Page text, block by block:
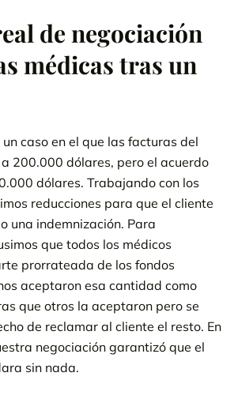
de negociación
médicas tras un
caso en el que las facturas del
200.000 dólares, pero el acuerdo
dólares. Trabajando con los
reducciones para que el cliente
una indemnización. Para
que todos los médicos
prorrateada de los fondos
aceptaron esa cantidad como
que otros la aceptaron pero se
de reclamar al cliente el resto. En
negociación garantizó que el
sin nada.